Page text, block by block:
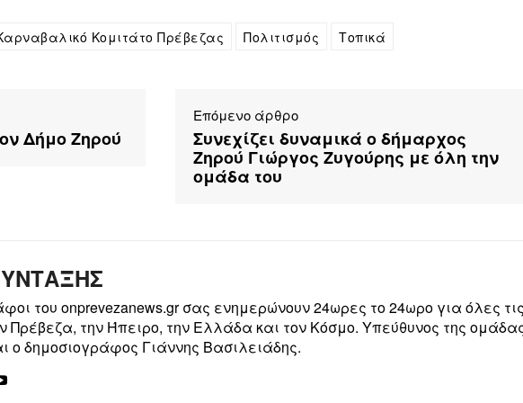
Κομιτάτο Πρέβεζας Πολιτισμός Τοπικά
Δήμο Ζηρού
Επόμενο άρθρο
Συνεχίζει δυναμικά ο δήμαρχος
Ζηρού Γιώργος Ζυγούρης με όλη την
ομάδα του
του onprevezanews.gr σας ενημερώνουν 24ωρες το 24ωρο για όλες
Πρέβεζα, την Ήπειρο, την Ελλάδα και τον Κόσμο. Υπεύθυνος της
ο δημοσιογράφος Γιάννης Βασιλειάδης.